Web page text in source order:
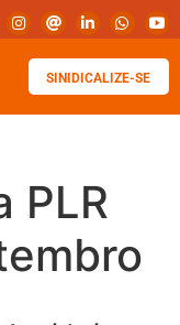
SINIDICALIZE-SE
PLR